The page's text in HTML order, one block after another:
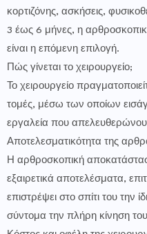
κορτιζόνης, ασκήσεις,
3 έως 6 μήνες, η
είναι η επόμενη επιλογή.
Πώς γίνεται το χειρουργείο;
Το χειρουργείο
τομές, μέσω των οποίων
εργαλεία που
Αποτελεσματικότητα της
Η αρθροσκοπική
εξαιρετικά αποτελέσματα,
επιστρέψει στο σπίτι του την
σύντομα την πλήρη κίνηση